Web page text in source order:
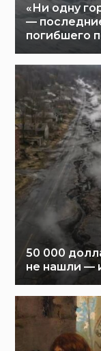
«Ни одну
—
погибшего
50 000
не нашли —